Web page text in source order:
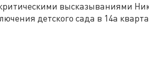
высказываниями
детского сада в 14а